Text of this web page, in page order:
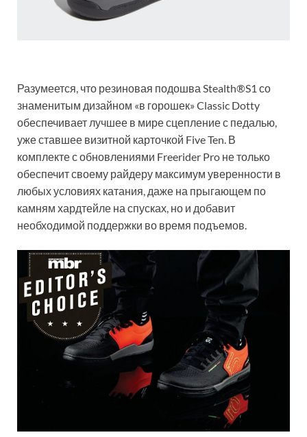
Разумеется, что резиновая подошва Stealth®S1 со
знаменитым дизайном «в горошек» Classic Dotty
обеспечивает лучшее в мире сцепление с педалью,
уже ставшее визитной карточкой Five Ten. В
комплекте с обновлениями Freerider Pro не только
обеспечит своему райдеру максимум уверенности в
любых условиях катания, даже на прыгающем по
камням хардтейле на спусках, но и добавит
необходимой поддержки во время подъемов.